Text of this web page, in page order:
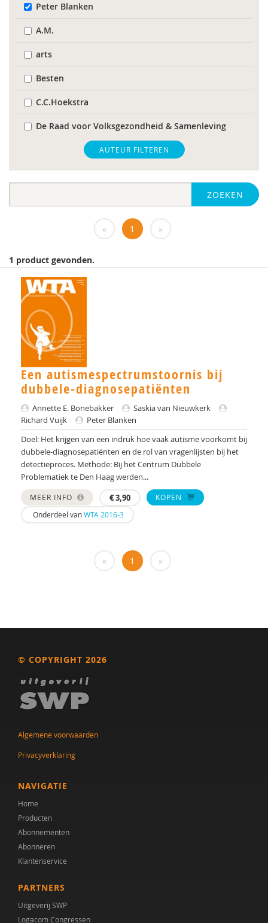
Peter Blanken
A.M.
arts
Besten
C.C.Hoekstra
De Raad voor Volksgezondheid & Samenleving
gz-psycholoog
https://www.openbaaronderwijs.nu/
Marieke-Beltman
MSc
MSc.
N.G.A. Tak
PhD
Rotterdam
Yulius)
J.H.W. (Jorgen) Mous
PhD* | Instituut voor Psychologie
PhD | Promotores: prof. dr. J.K. Buitelaar;prof dr.
R.J. van der Gaag. Co-promotor: Dr. N.N.J.
Lambregts-Rommelse
Drs. A . van der Sijde
Alide A. Heuvelink
Annelies A. Spek
Dr. A.A. Spek
Mw. A.A. Spek
Monika Althaus
Mw. AM. Kruishoop
Helena Andrea
Dr. Anke Scheeren
Catharina Anna Verschoor
AUTEUR FILTEREN
ZOEKEN
« 1 »
1 product gevonden.
Een autismespectrumstoornis bij
dubbele-diagnosepatiënten
Annette E. Bonebakker
Saskia van Nieuwkerk
Richard Vuijk
Peter Blanken
Doel: Het krijgen van een indruk hoe vaak autisme voorkomt bij
dubbele-diagnosepatiënten en de rol van vragenlijsten bij het
detectieproces. Methode: Bij het Centrum Dubbele
Problematiek te Den Haag werden...
MEER INFO €3,90
KOPEN
Onderdeel vanWTA 2016-3
« 1 »
© COPYRIGHT 2026
Algemene voorwaarden
Privacyverklaring
NAVIGATIE
Home
Producten
Abonnementen
Abonneren
Klantenservice
PARTNERS
Uitgeverij SWP
Logacom Congressen